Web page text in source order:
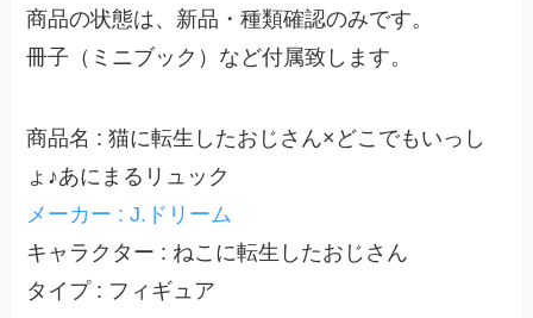
商品の状態は、新品・種類確認のみです。
冊子（ミニブック）など付属致します。
商品名 : 猫に転生したおじさん×どこでもいっし
ょ♪あにまるリュック
メーカー : J.ドリーム
キャラクター : ねこに転生したおじさん
タイプ : フィギュア